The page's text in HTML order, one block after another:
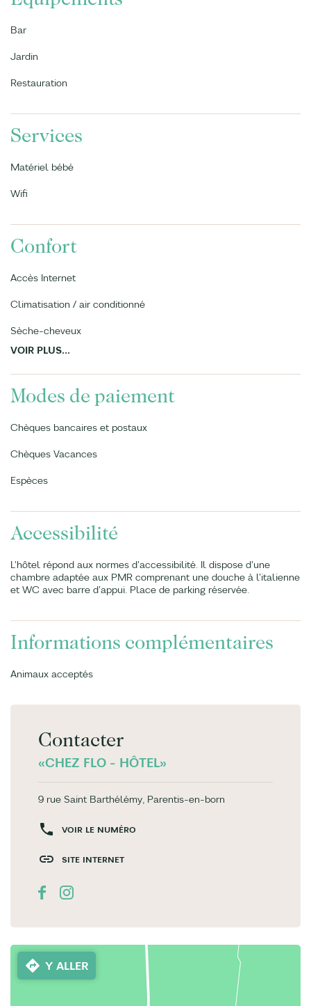
Bar
Jardin
Restauration
Services
Matériel bébé
Wifi
Confort
Accès Internet
Climatisation / air conditionné
Sèche-cheveux
VOIR PLUS...
Modes de paiement
Chèques bancaires et postaux
Chèques Vacances
Espèces
Accessibilité
L'hôtel répond aux normes d'accessibilité. Il dispose d'une
chambre adaptée aux PMR comprenant une douche à l'italienne
et WC avec barre d'appui. Place de parking réservée.
Informations complémentaires
Animaux acceptés
Contacter
«CHEZ FLO - HÔTEL»
9 rue Saint Barthélémy, Parentis-en-born
VOIR LE NUMÉRO
SITE INTERNET
Y ALLER